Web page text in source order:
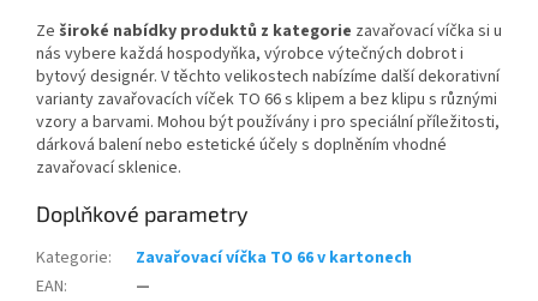
Ze široké nabídky produktů z kategorie zavařovací víčka si u
nás vybere každá hospodyňka, výrobce výtečných dobrot i
bytový designér. V těchto velikostech nabízíme další dekorativní
varianty zavařovacích víček TO 66s klipem a bez klipu s různými
vzory a barvami. Mohou být používány i pro speciální příležitosti,
dárková balení nebo estetické účely s doplněním vhodné
zavařovací sklenice.
Doplňkové parametry
Kategorie:
Zavařovací víčka TO 66 v kartonech
EAN:
—